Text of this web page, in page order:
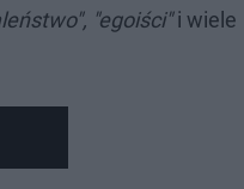
"egoiści"i wiele